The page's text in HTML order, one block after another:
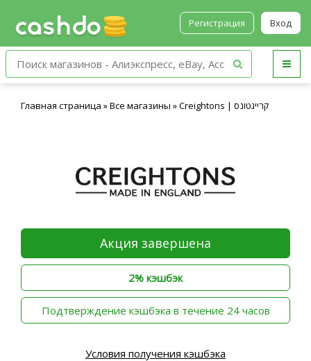
Регистрация Вход
Главная страница »Все магазины » Creightons | קרייגטונס
Акция завершена
2% кэшбэк
‫Подтверждение кэшбэка в течение 24 часов
Условия получения кэшбэка